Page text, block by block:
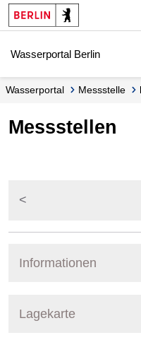
Springe zur Navigation
Springe zum Inhalt
Wasserportal Berlin
Wasserportal Messstelle
Messstellen
Informationen
Lagekarte